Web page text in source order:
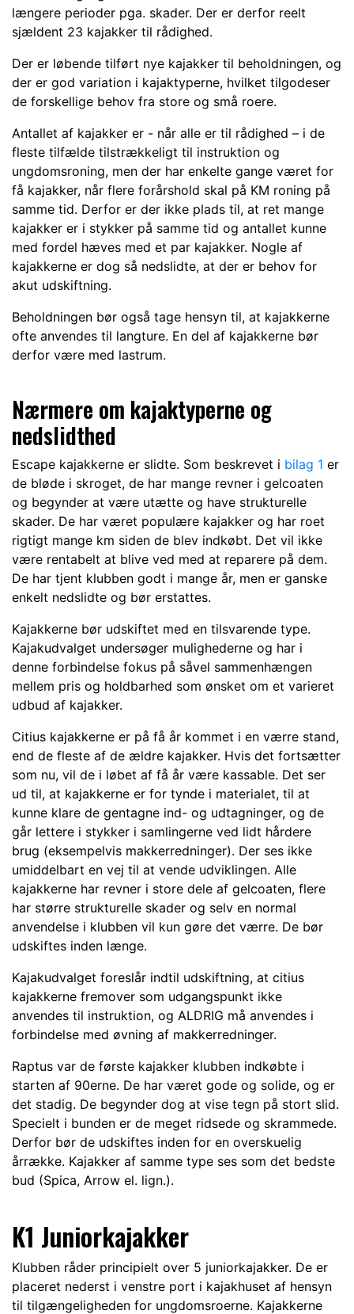
længere perioder pga. skader. Der er derfor reelt
sjældent 23 kajakker til rådighed.
Der er løbende tilført nye kajakker til beholdningen, og
der er god variation i kajaktyperne, hvilket tilgodeser
de forskellige behov fra store og små roere.
Antallet af kajakker er - når alle er til rådighed – i de
fleste tilfælde tilstrækkeligt til instruktion og
ungdomsroning, men der har enkelte gange været for
få kajakker, når flere forårshold skal på KM roning på
samme tid. Derfor er der ikke plads til, at ret mange
kajakker er i stykker på samme tid og antallet kunne
med fordel hæves med et par kajakker. Nogle af
kajakkerne er dog så nedslidte, at der er behov for
akut udskiftning.
Beholdningen bør også tage hensyn til, at kajakkerne
ofte anvendes til langture. En del af kajakkerne bør
derfor være med lastrum.
Nærmere om kajaktyperne og
nedslidthed
Escape kajakkerne er slidte. Som beskrevet i bilag 1 er
de bløde i skroget, de har mange revner i gelcoaten
og begynder at være utætte og have strukturelle
skader. De har været populære kajakker og har roet
rigtigt mange km siden de blev indkøbt. Det vil ikke
være rentabelt at blive ved med at reparere på dem.
De har tjent klubben godt i mange år, men er ganske
enkelt nedslidte og bør erstattes.
Kajakkerne bør udskiftet med en tilsvarende type.
Kajakudvalget undersøger mulighederne og har i
denne forbindelse fokus på såvel sammenhængen
mellem pris og holdbarhed som ønsket om et varieret
udbud af kajakker.
Citius kajakkerne er på få år kommet i en værre stand,
end de fleste af de ældre kajakker. Hvis det fortsætter
som nu, vil de i løbet af få år være kassable. Det ser
ud til, at kajakkerne er for tynde i materialet, til at
kunne klare de gentagne ind- og udtagninger, og de
går lettere i stykker i samlingerne ved lidt hårdere
brug (eksempelvis makkerredninger). Der ses ikke
umiddelbart en vej til at vende udviklingen. Alle
kajakkerne har revner i store dele af gelcoaten, flere
har større strukturelle skader og selv en normal
anvendelse i klubben vil kun gøre det værre. De bør
udskiftes inden længe.
Kajakudvalget foreslår indtil udskiftning, at citius
kajakkerne fremover som udgangspunkt ikke
anvendes til instruktion, og ALDRIG må anvendes i
forbindelse med øvning af makkerredninger.
Raptus var de første kajakker klubben indkøbte i
starten af 90erne. De har været gode og solide, og er
det stadig. De begynder dog at vise tegn på stort slid.
Specielt i bunden er de meget ridsede og skrammede.
Derfor bør de udskiftes inden for en overskuelig
årrække. Kajakker af samme type ses som det bedste
bud (Spica, Arrow el. lign.).
K1 Juniorkajakker
Klubben råder principielt over 5 juniorkajakker. De er
placeret nederst i venstre port i kajakhuset af hensyn
til tilgængeligheden for ungdomsroerne. Kajakkerne